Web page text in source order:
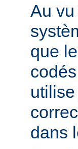
Au
que
dans